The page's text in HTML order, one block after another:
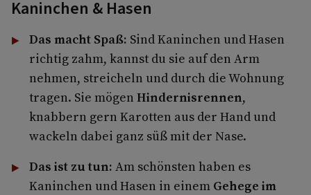
Kaninchen & Hasen
Das macht Spaß: Sind Kaninchen und Hasen
richtig zahm, kannst du sie auf den Arm
nehmen, streicheln und durch die Wohnung
tragen. Sie mögen Hindernisrennen,
knabbern gern Karotten aus der Hand und
wackeln dabei ganz süß mit der Nase.
Das ist zu tun: Am schönsten haben es
Kaninchen und Hasen in einem Gehege im